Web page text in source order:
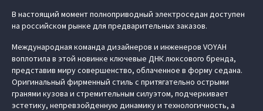
В настоящий момент полноприводный электроседан доступен
на российском рынке для предварительных заказов.
Международная команда дизайнеров и инженеров VOYAH
воплотила в этой новинке ключевые ДНК люксового бренда,
представив миру совершенство, облаченное в форму седана.
Оригинальный фирменный стиль с притягательно острыми
гранями кузова и стремительным силуэтом, подчеркивает
эстетику, непревзойденную динамику и технологичность, а